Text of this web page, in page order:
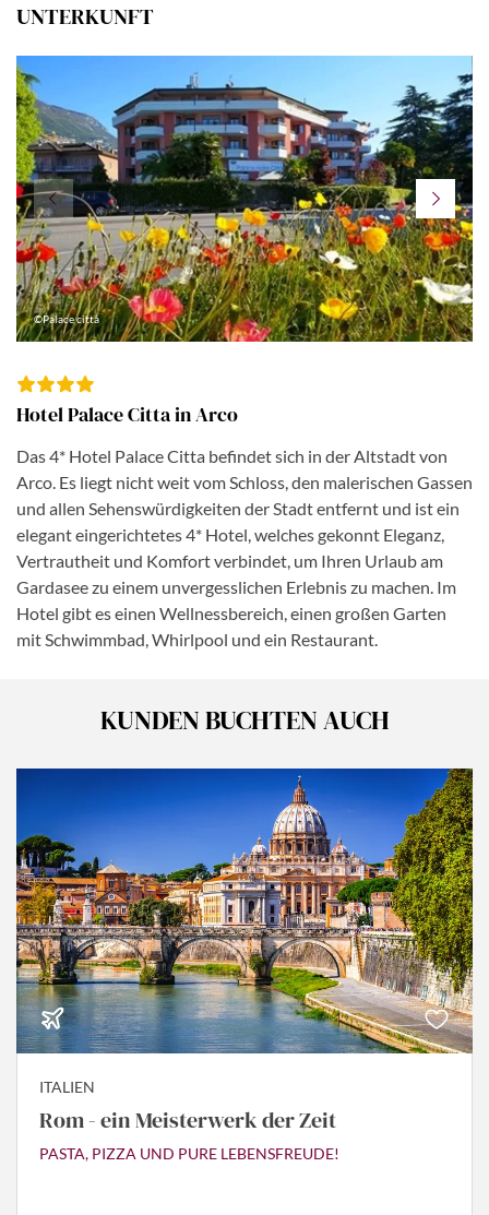
UNTERKUNFT
©Palace città
Hotel Palace Citta in Arco
Das 4* Hotel Palace Citta befindet sich in der Altstadt von
Arco. Es liegt nicht weit vom Schloss, den malerischen Gassen
und allen Sehenswürdigkeiten der Stadt entfernt und ist ein
elegant eingerichtetes 4* Hotel, welches gekonnt Eleganz,
Vertrautheit und Komfort verbindet, um Ihren Urlaub am
Gardasee zu einem unvergesslichen Erlebnis zu machen. Im
Hotel gibt es einen Wellnessbereich, einen großen Garten
mit Schwimmbad, Whirlpool und ein Restaurant.
KUNDEN BUCHTEN AUCH
ITALIEN
Rom - ein Meisterwerk der Zeit
PASTA, PIZZA UND PURE LEBENSFREUDE!